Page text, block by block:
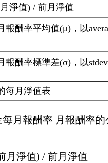
淨值) / 前月淨值
報酬率平均值(μ)，以
報酬率標準差(σ)，以
每月淨值表
月報酬率 月報酬率的
月淨值) / 前月淨值